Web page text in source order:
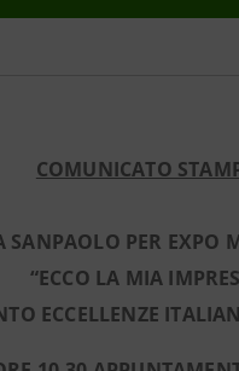
COMUNICATO
SANPAOLO PER EXPO
“ECCO LA MIA
ECCELLENZE